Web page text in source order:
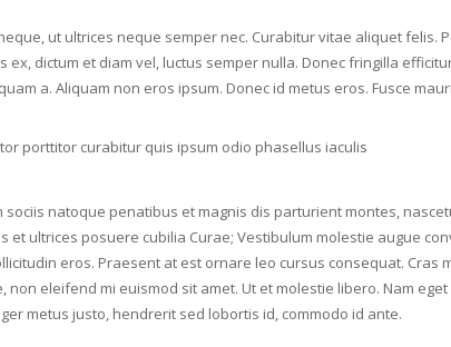
ut ultrices neque semper nec. Curabitur vitae aliquet felis.
ex, dictum et diam vel, luctus semper nulla. Donec fringilla
a. Aliquam non eros ipsum. Donec id metus eros. Fusce
porttitor curabitur quis ipsum odio phasellus iaculis
natoque penatibus et magnis dis parturient montes,
ultrices posuere cubilia Curae; Vestibulum molestie augue
eros. Praesent at est ornare leo cursus consequat. Cras
eleifend mi euismod sit amet. Ut et molestie libero. Nam
metus justo, hendrerit sed lobortis id, commodo id ante.